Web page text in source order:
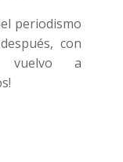
periodismo
con
vuelvo a